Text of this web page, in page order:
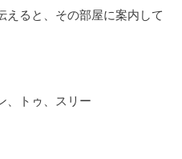
えると、その部屋に案内して
、トゥ、スリー